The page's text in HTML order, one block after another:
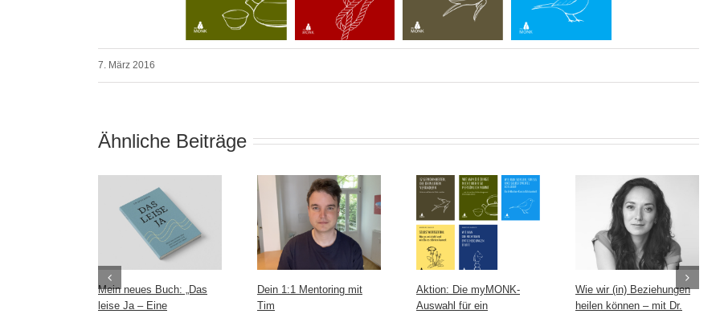
7. März 2016
Ähnliche Beiträge
Mein neues Buch: „Das
leise Ja – Eine
Dein 1:1 Mentoring mit
Tim
Aktion: Die myMONK-
Auswahl für ein
Wie wir (in) Beziehungen
heilen können – mit Dr.